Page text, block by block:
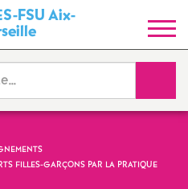
FSU Aix-
y
n
d
FILLES-GARÇONS PAR LA PRATIQUE